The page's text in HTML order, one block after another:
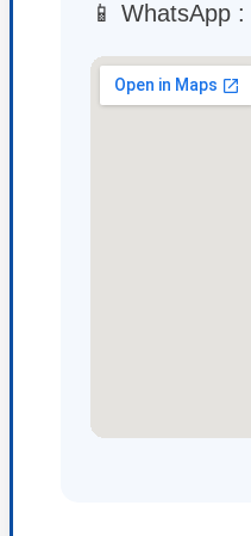
📱 WhatsApp :